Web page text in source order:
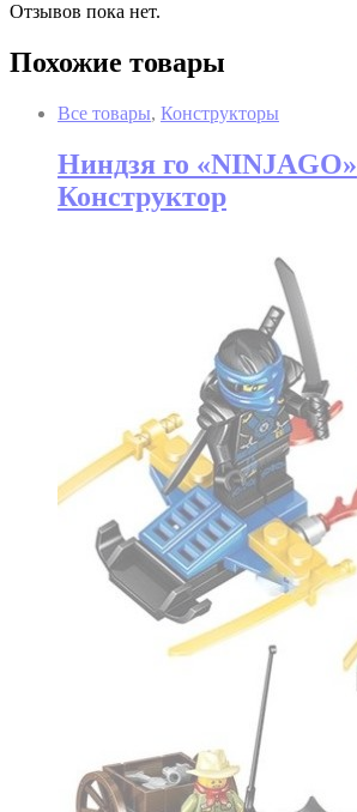
Отзывов пока нет.
Похожие товары
Все товары, Конструкторы
Ниндзя го «NINJAGO»
Конструктор